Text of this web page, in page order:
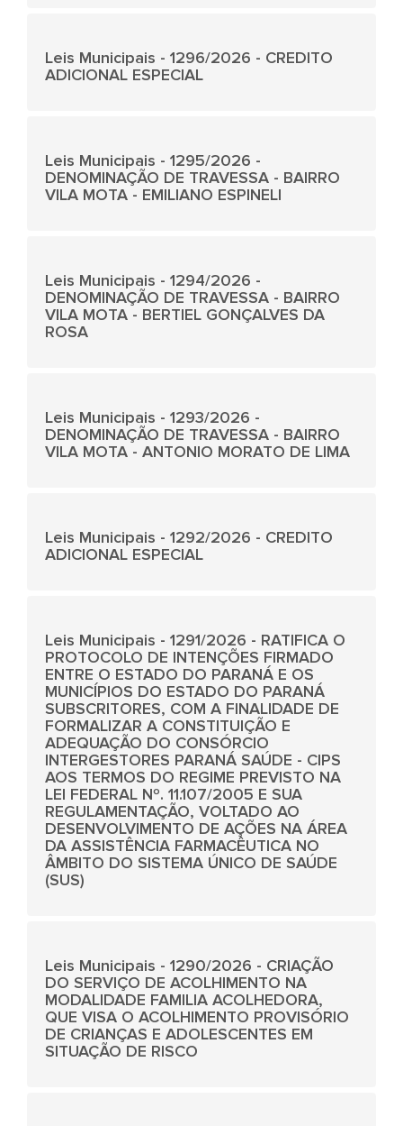
Leis Municipais - 1296/2026 - CREDITO
ADICIONAL ESPECIAL
Leis Municipais - 1295/2026 -
DENOMINAÇÃO DE TRAVESSA - BAIRRO
VILA MOTA - EMILIANO ESPINELI
Leis Municipais - 1294/2026 -
DENOMINAÇÃO DE TRAVESSA - BAIRRO
VILA MOTA - BERTIEL GONÇALVES DA
ROSA
Leis Municipais - 1293/2026 -
DENOMINAÇÃO DE TRAVESSA - BAIRRO
VILA MOTA - ANTONIO MORATO DE LIMA
Leis Municipais - 1292/2026 - CREDITO
ADICIONAL ESPECIAL
Leis Municipais - 1291/2026 - RATIFICA O
PROTOCOLO DE INTENÇÕES FIRMADO
ENTRE O ESTADO DO PARANÁ E OS
MUNICÍPIOS DO ESTADO DO PARANÁ
SUBSCRITORES, COM A FINALIDADE DE
FORMALIZAR A CONSTITUIÇÃO E
ADEQUAÇÃO DO CONSÓRCIO
INTERGESTORES PARANÁ SAÚDE - CIPS
AOS TERMOS DO REGIME PREVISTO NA
LEI FEDERAL Nº. 11.107/2005 E SUA
REGULAMENTAÇÃO, VOLTADO AO
DESENVOLVIMENTO DE AÇÕES NA ÁREA
DA ASSISTÊNCIA FARMACÊUTICA NO
ÂMBITO DO SISTEMA ÚNICO DE SAÚDE
(SUS)
Leis Municipais - 1290/2026 - CRIAÇÃO
DO SERVIÇO DE ACOLHIMENTO NA
MODALIDADE FAMILIA ACOLHEDORA,
QUE VISA O ACOLHIMENTO PROVISÓRIO
DE CRIANÇAS E ADOLESCENTES EM
SITUAÇÃO DE RISCO